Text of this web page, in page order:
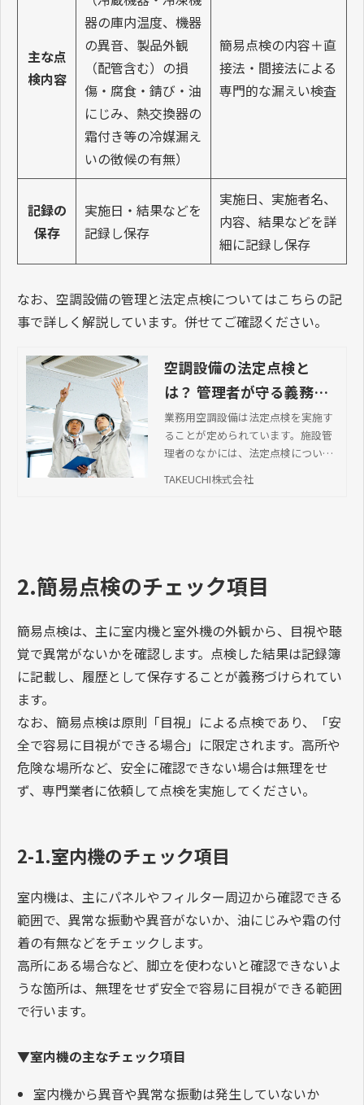
主な点
検内容
器の庫内温度、機器
の異音、製品外観
（配管含む）の損
傷・腐食・錆び・油
にじみ、熱交換器の
霜付き等の冷媒漏え
いの徴候の有無）
簡易点検の内容＋直
接法・間接法による
専門的な漏えい検査
記録の
保存
実施日・結果などを
記録し保存
実施日、実施者名、
内容、結果などを詳
細に記録し保存
なお、空調設備の管理と法定点検についてはこちらの記
事で詳しく解説しています。併せてご確認ください。
空調設備の法定点検と
は？ 管理者が守る義務と
点検内容
業務用空調設備は法定点検を実施す
ることが定められています。施設管
理者のなかには、法定点検について
「どのような内容・頻度で点検を行
うのか」など内容を調べている方も
TAKEUCHI株式会社
2.簡易点検のチェック項目
簡易点検は、主に室内機と室外機の外観から、目視や聴
覚で異常がないかを確認します。点検した結果は記録簿
に記載し、履歴として保存することが義務づけられてい
ます。
なお、簡易点検は原則「目視」による点検であり、「安
全で容易に目視ができる場合」に限定されます。高所や
危険な場所など、安全に確認できない場合は無理をせ
ず、専門業者に依頼して点検を実施してください。
2-1.室内機のチェック項目
室内機は、主にパネルやフィルター周辺から確認できる
範囲で、異常な振動や異音がないか、油にじみや霜の付
着の有無などをチェックします。
高所にある場合など、脚立を使わないと確認できないよ
うな箇所は、無理をせず安全で容易に目視ができる範囲
で行います。
▼室内機の主なチェック項目
室内機から異音や異常な振動は発生していないか